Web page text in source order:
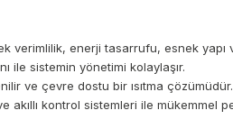
verimlilik, enerji tasarrufu, esnek
ile sistemin yönetimi kolaylaşır.
çevre dostu bir ısıtma
kontrol sistemleri ile mükemmel